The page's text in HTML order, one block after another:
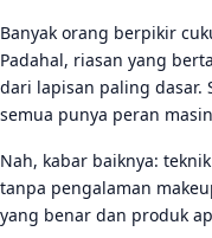
Tips Tambahan agar
Kesimpulan
FAQ
Apa produk
riasan tahan lama?
Kenapa makeup
Banyak orang berpikir
Padahal, riasan yang
dari lapisan paling
semua punya peran
Nah, kabar baiknya:
tanpa pengalaman
yang benar dan produk